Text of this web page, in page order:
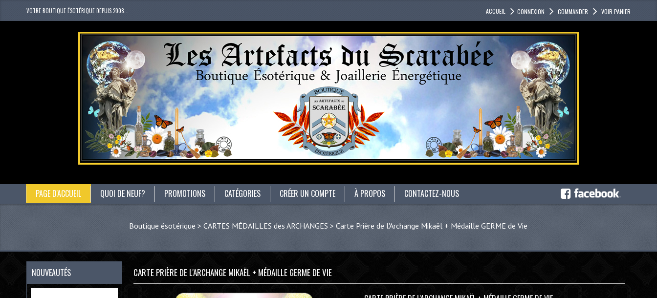
VOTRE BOUTIQUE ÉSOTÉRIQUE DEPUIS 2008... ACCUEIL CONNEXION COMMANDER VOIR PANIER
PAGE D'ACCUEIL QUOI DE NEUF? PROMOTIONS CATÉGORIES CRÉER UN COMPTE À PROPOS CONTACTEZ-NOUS
Boutique ésotérique >CARTES MÉDAILLES des ARCHANGES >Carte Prière de l'Archange Mikaël + Médaille GERME de Vie
CARTE PRIÈRE DE L'ARCHANGE MIKAËL + MÉDAILLE GERME DE VIE
NOUVEAUTÉS